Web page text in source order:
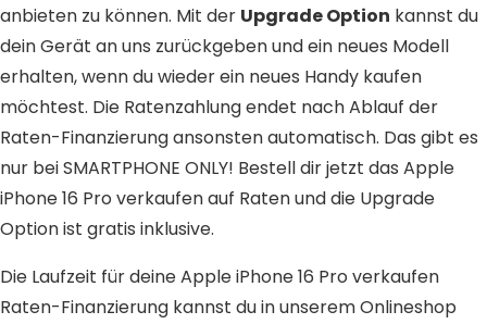
anbieten zu können. Mit der Upgrade Option kannst du
dein Gerät an uns zurückgeben und ein neues Modell
erhalten, wenn du wieder ein neues Handy kaufen
möchtest. Die Ratenzahlung endet nach Ablauf der
Raten-Finanzierung ansonsten automatisch. Das gibt es
nur bei SMARTPHONE ONLY! Bestell dir jetzt das Apple
iPhone 16 Pro verkaufen auf Raten und die Upgrade
Option ist gratis inklusive.
Die Laufzeit für deine Apple iPhone 16 Pro verkaufen
Raten-Finanzierung kannst du in unserem Onlineshop